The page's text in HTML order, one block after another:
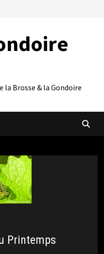
la Brosse & la Gondoire
Printemps